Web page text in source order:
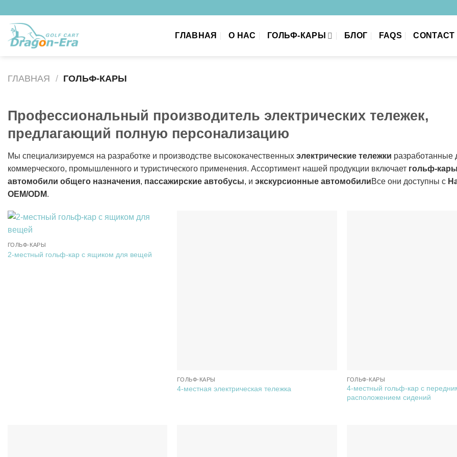
содержанию
ГЛАВНАЯ О НАС ГОЛЬФ-КАРЫ БЛОГ FAQS CONTACT
ГЛАВНАЯ / ГОЛЬФ-КАРЫ
Профессиональный производитель электрических тележек,
предлагающий полную персонализацию
Мы специализируемся на разработке и производстве высококачественных электрические тележки разработанные
коммерческого, промышленного и туристического применения. Ассортимент нашей продукции включает гольф-
автомобили общего назначения, пассажирские автобусы, и экскурсионные автомобилиВсе они доступны с
OEM/ODM.
ГОЛЬФ-КАРЫ
2-местный гольф-кар с ящиком для вещей
ГОЛЬФ-КАРЫ
4-местная электрическая тележка
ГОЛЬФ-КАРЫ
4-местный гольф-кар с
расположением сидений